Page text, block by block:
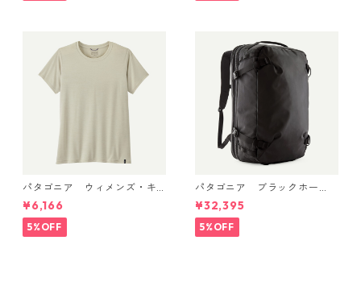
パタゴニア ウィメンズ・キ
ャプリーン・クール・デイリ
ー・シャツ Dyno White 4522
6
¥6,166
5%OFF
パタゴニア ブラックホー
ル・MLC 45L Black w/Black
49307 日本正規品
¥32,395
5%OFF